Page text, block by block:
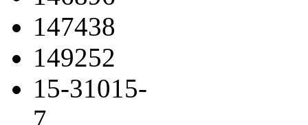
147438
149252
15-31015-